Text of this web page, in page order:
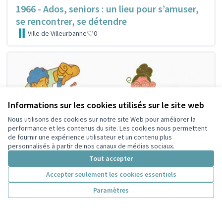
Informations sur les cookies utilisés sur le site web
Nous utilisons des cookies sur notre site Web pour améliorer la
performance et les contenus du site. Les cookies nous permettent
de fournir une expérience utilisateur et un contenu plus
personnalisés à partir de nos canaux de médias sociaux.
Tout accepter
Accepter seulement les cookies essentiels
Paramètres
1966 - Ados, seniors : un lieu pour s’amuser,
se rencontrer, se détendre
Ville de Villeurbanne 0